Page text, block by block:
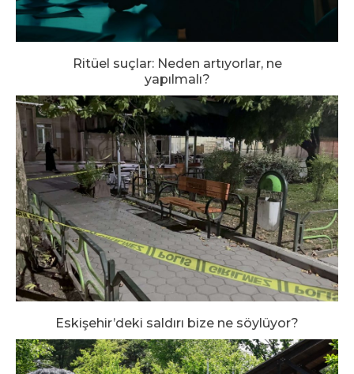
Ritüel suçlar: Neden artıyorlar, ne
yapılmalı?
Eskişehir’deki saldırı bize ne söylüyor?